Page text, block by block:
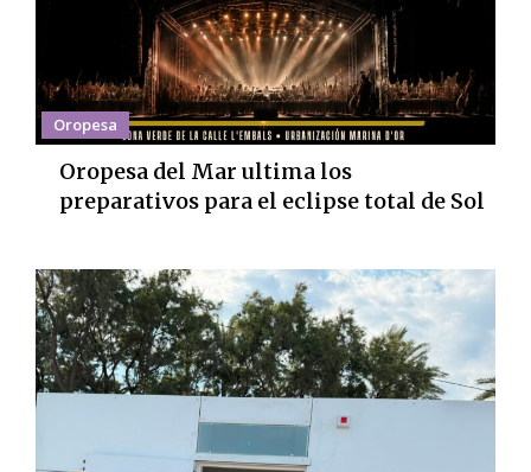
Oropesa
Oropesa del Mar ultima los
preparativos para el eclipse total de Sol